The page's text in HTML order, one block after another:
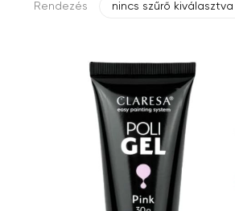
Rendezés nincs szűrő kiválasztva